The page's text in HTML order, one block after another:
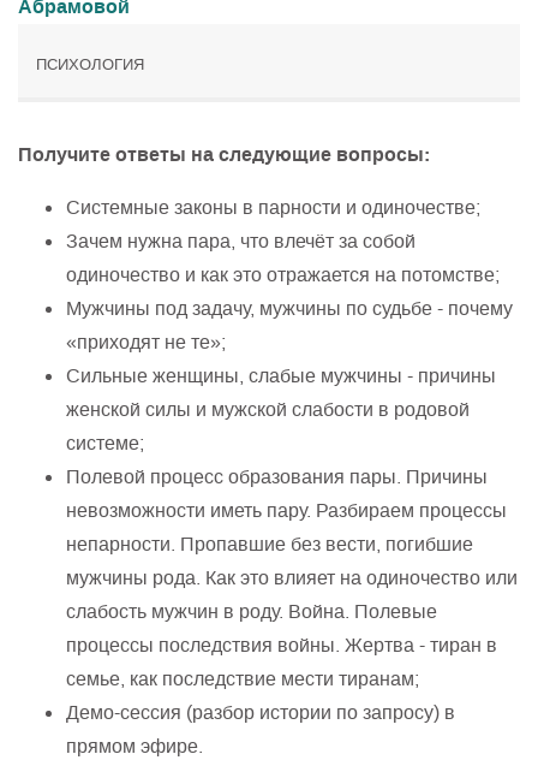
ПСИХОЛОГИЯ
Получите ответы на следующие вопросы:
Системные законы в парности и одиночестве;
Зачем нужна пара, что влечёт за собой
одиночество и как это отражается на потомстве;
Мужчины под задачу, мужчины по судьбе - почему
«приходят не те»;
Сильные женщины, слабые мужчины - причины
женской силы и мужской слабости в родовой
системе;
Полевой процесс образования пары. Причины
невозможности иметь пару. Разбираем процессы
непарности. Пропавшие без вести, погибшие
мужчины рода. Как это влияет на одиночество или
слабость мужчин в роду. Война. Полевые
процессы последствия войны. Жертва - тиран в
семье, как последствие мести тиранам;
Демо-сессия (разбор истории по запросу) в
прямом эфире.